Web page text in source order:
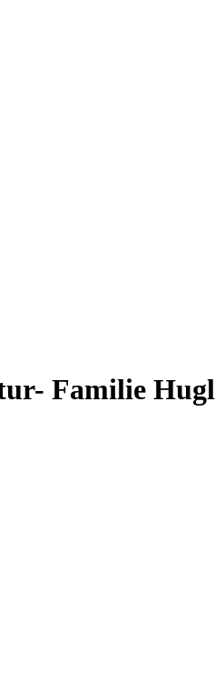
Familie Hugl